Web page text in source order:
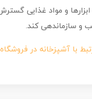
ابزارها و مواد
و سازماندهی کند.
با آشپزخانه در